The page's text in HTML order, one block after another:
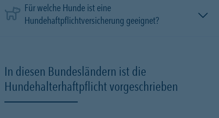
Für welche Hunde ist eine
Hundehaftpflichtversicherung geeignet?
In diesen Bundesländern ist die
Hundehalterhaftpflicht vorgeschrieben